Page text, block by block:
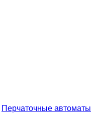
Перчаточные автоматы